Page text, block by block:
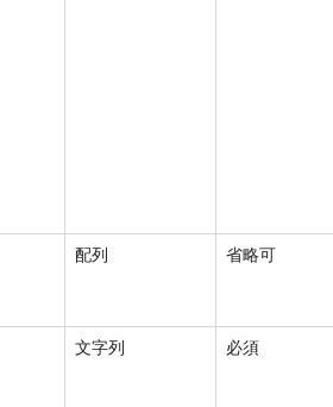
配列 省略可
文字列 必須